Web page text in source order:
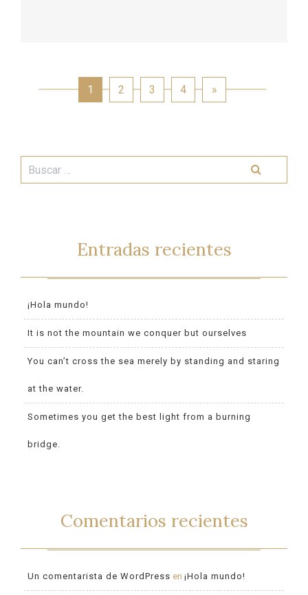
1 2 3 4 »
Entradas recientes
¡Hola mundo!
It is not the mountain we conquer but ourselves
You can’t cross the sea merely by standing and staring
at the water.
Sometimes you get the best light from a burning
bridge.
Comentarios recientes
Un comentarista de WordPress en ¡Hola mundo!